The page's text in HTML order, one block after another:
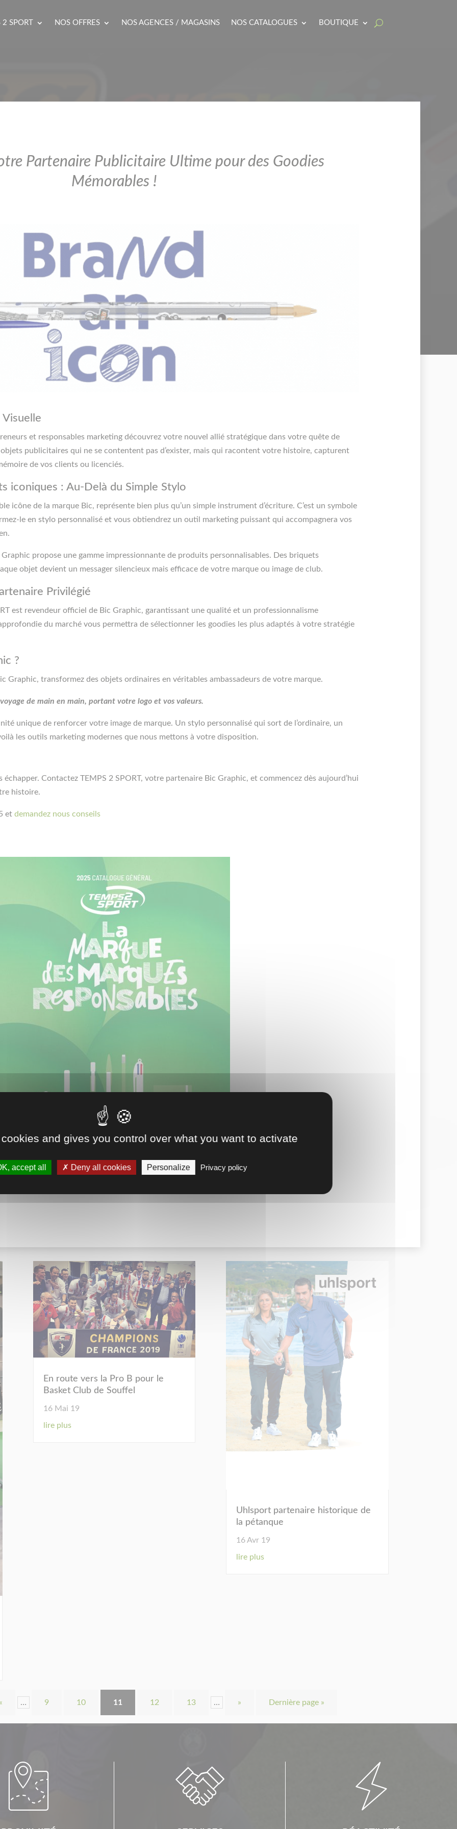
SPORT NOS OFFRES NOS AGENCES / MAGASINS NOS CATALOGUES BOUTIQUE
Partenaire Publicitaire Ultime pour des Goodies
Mémorables !
Visuelle
et responsables marketing découvrez votre nouvel allié stratégique dans votre quête de
publicitaires qui ne se contentent pas d’exister, mais qui racontent votre histoire, capturent
de vos clients ou licenciés.
iconiques : Au-Delà du Simple Stylo
icône de la marque Bic, représente bien plus qu’un simple instrument d’écriture. C’est un symbole
le en stylo personnalisé et vous obtiendrez un outil marketing puissant qui accompagnera vos
propose une gamme impressionnante de produits personnalisables. Des briquets
objet devient un messager silencieux mais efficace de votre marque ou image de club.
Privilégié
est revendeur officiel de Bic Graphic, garantissant une qualité et un professionnalisme
du marché vous permettra de sélectionner les goodies les plus adaptés à votre stratégie
?
Graphic, transformez des objets ordinaires en véritables ambassadeurs de votre marque.
de main en main, portant votre logo et vos valeurs.
unique de renforcer votre image de marque. Un stylo personnalisé qui sort de l’ordinaire, un
les outils marketing modernes que nous mettons à votre disposition.
Contactez TEMPS 2 SPORT, votre partenaire Bic Graphic, et commencez dès aujourd’hui
histoire.
et demandez nous conseils
En route vers la Pro B pour le
Basket Club de Souffel
16 Mai 19
lire plus
Uhlsport partenaire historique de
la pétanque
16 Avr 19
lire plus
… 9 10 11 12 13 … » Dernière page »
  
and gives you control over what you want to activate
accept all Deny all cookies Personalize Privacy policy